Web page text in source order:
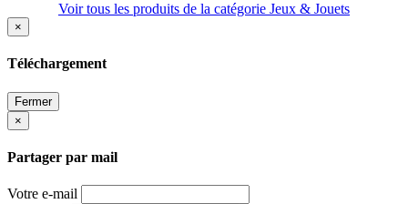
Voir tous les produits de la catégorie Jeux & Jouets
×
Téléchargement
Fermer
×
Partager par mail
Votre e-mail